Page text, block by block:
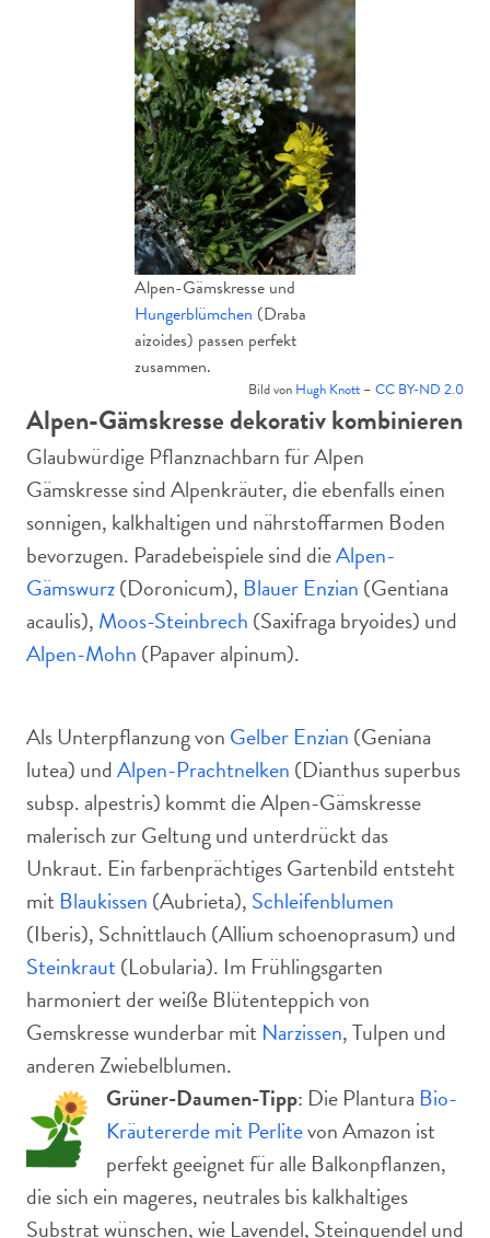
Alpen-Gämskresse und
Hungerblümchen (Draba
aizoides) passen perfekt
zusammen.
Bild von Hugh Knott – CC BY-ND 2.0
Alpen-Gämskresse dekorativ kombinieren
Glaubwürdige Pflanznachbarn für Alpen
Gämskresse sind Alpenkräuter, die ebenfalls einen
sonnigen, kalkhaltigen und nährstoffarmen Boden
bevorzugen. Paradebeispiele sind dieAlpen-
Gämswurz(Doronicum), Blauer Enzian (Gentiana
acaulis), Moos-Steinbrech (Saxifraga bryoides) und
Alpen-Mohn (Papaver alpinum).
Als Unterpflanzung von Gelber Enzian (Geniana
lutea) undAlpen-Prachtnelken (Dianthus superbus
subsp. alpestris) kommt die Alpen-Gämskresse
malerisch zur Geltung und unterdrückt das
Unkraut. Ein farbenprächtiges Gartenbild entsteht
mit Blaukissen (Aubrieta), Schleifenblumen
(Iberis), Schnittlauch (Allium schoenoprasum) und
Steinkraut(Lobularia). Im Frühlingsgarten
harmoniert der weiße Blütenteppich von
Gemskresse wunderbar mit Narzissen, Tulpen und
anderen Zwiebelblumen.
Grüner-Daumen-Tipp: Die Plantura Bio-
Kräutererde mit Perlitevon Amazon ist
perfekt geeignet für alle Balkonpflanzen,
die sich ein mageres, neutrales bis kalkhaltiges
Substrat wünschen, wie Lavendel, Steinquendel und